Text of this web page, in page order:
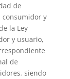
de
consumidor y
la Ley
y usuario,
de
siendo